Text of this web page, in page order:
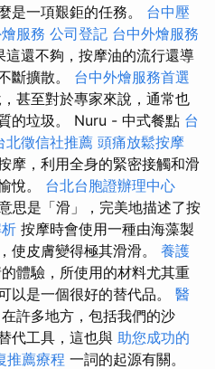
是一項艱鉅的任務。 台中壓
服務 公司登記 台中外燴服務
這還不夠，按摩油的流行還導
斷擴散。 台中外燴服務首選
甚至對於專家來說，通常也
的垃圾。 Nuru - 中式餐點 台
北徵信社推薦 頭痛放鬆按摩
摩，利用全身的緊密接觸和滑
悅。 台北台胞證辦理中心
思是「滑」，完美地描述了按
按摩時會使用一種由海藻製
皮膚變得極其滑滑。 養護
體驗，所使用的材料尤其重
以是一個很好的替代品。 醫
在許多地方，包括我們的沙
代工具，這也與 助您成功的
推薦療程 一詞的起源有關。